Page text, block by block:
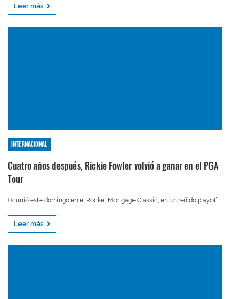
Leer más
Internacional
Cuatro años después, Rickie Fowler volvió a ganar en el PGA
Tour
Ocurrió este domingo en el Rocket Mortgage Classic, en un reñido playoff.
Leer más